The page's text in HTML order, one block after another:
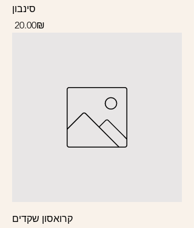
סינבון
Price ‏20.00 ‏₪
קרואסון שקדים